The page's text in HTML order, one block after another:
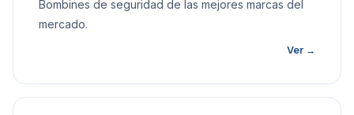
Bombines de seguridad de las mejores marcas del
mercado.
Ver →